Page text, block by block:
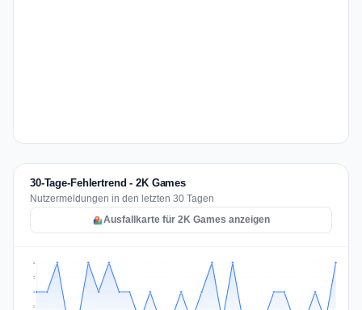
30-Tage-Fehlertrend - 2K Games
Nutzermeldungen in den letzten 30 Tagen
Ausfallkarte für 2K Games anzeigen
1
1
2
2